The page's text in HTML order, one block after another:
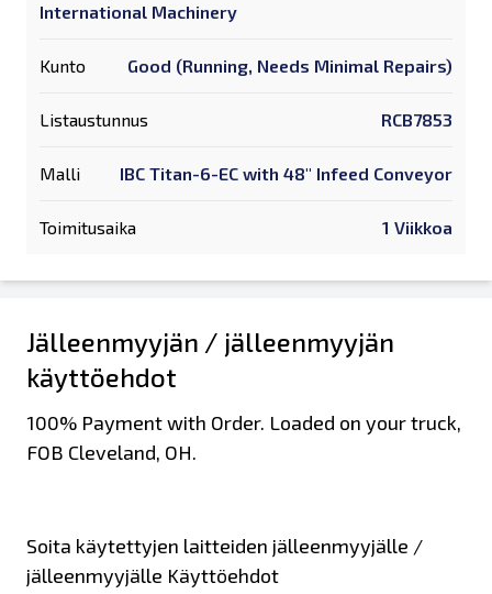
International Machinery
Kunto Good (Running, Needs Minimal Repairs)
Listaustunnus RCB7853
Malli IBC Titan-6-EC with 48" Infeed Conveyor
Toimitusaika 1 Viikkoa
Jälleenmyyjän / jälleenmyyjän
käyttöehdot
100% Payment with Order. Loaded on your truck,
FOB Cleveland, OH.
Soita käytettyjen laitteiden jälleenmyyjälle /
jälleenmyyjälle Käyttöehdot